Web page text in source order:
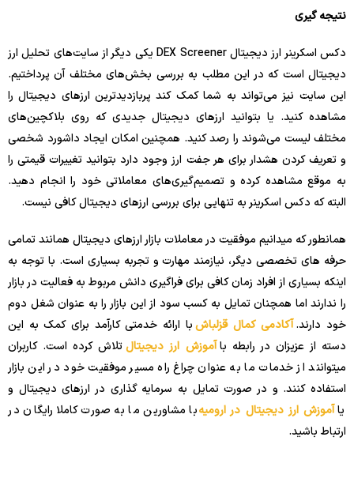
نتیجه گیری
دکس اسکرینر ارز دیجیتال DEX Screener یکی دیگر از سایت‌های تحلیل ارز
دیجیتال است که در این مطلب به بررسی بخش‌های مختلف آن پرداختیم.
این سایت نیز می‌تواند به شما کمک کند پربازدیدترین ارزهای دیجیتال را
مشاهده کنید. یا بتوانید ارزهای دیجیتال جدیدی که روی بلاکچین‌های
مختلف لیست می‌شوند را رصد کنید. همچنین امکان ایجاد داشورد شخصی
و تعریف کردن هشدار برای هر جفت ارز وجود دارد بتوانید تغییرات قیمتی را
به موقع مشاهده کرده و تصمیم‌گیری‌های معاملاتی خود را انجام دهید.
البته که دکس اسکرینر به تنهایی برای بررسی ارزهای دیجیتال کافی نیست.
همانطور که میدانیم موفقیت در معاملات بازار ارزهای دیجیتال همانند تمامی
حرفه های تخصصی دیگر، نیازمند مهارت و تجربه بسیاری است. با توجه به
اینکه بسیاری از افراد زمان کافی برای فراگیری دانش مربوط به فعالیت در بازار
را ندارند اما همچنان تمایل به کسب سود از این بازار را به عنوان شغل دوم
خود دارند.آکادمی کمال قزلباشبا ارائه خدمتی کارآمد برای کمک به این
دسته از عزیزان در رابطه باآموزش ارز دیجیتالتلاش کرده است. کاربران
میتوانند از خدمات ما به عنوان چراغ راه مسیر موفقیت خود در این بازار
استفاده کنند. و در صورت تمایل به سرمایه گذاری در ارزهای دیجیتال و
یاآموزش ارز دیجیتال در ارومیهبا مشاورین ما به صورت کاملا رایگان در
ارتباط باشید.